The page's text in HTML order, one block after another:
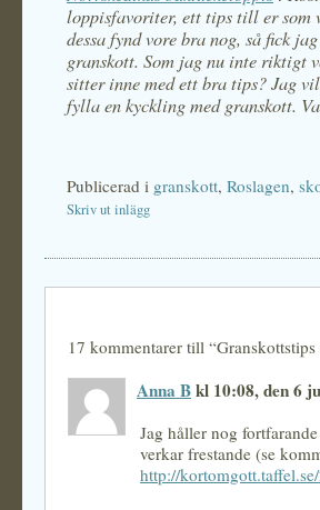
loppisfavoriter, ett tips till er som
dessa fynd vore bra nog, så fick
granskott. Som jag nu inte riktigt
sitter inne med ett bra tips? Jag
fylla en kyckling med granskott.
Publicerad i granskott, Roslagen,
Skriv ut inlägg
17 kommentarer till “Granskottstips
Anna Bkl 10:08, den 6
Jag håller nog
verkar frestande (se
http://